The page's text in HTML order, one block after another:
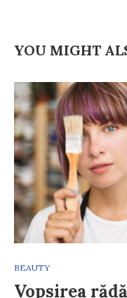
YOU MIGHT
BEAUTY
Vopsirea